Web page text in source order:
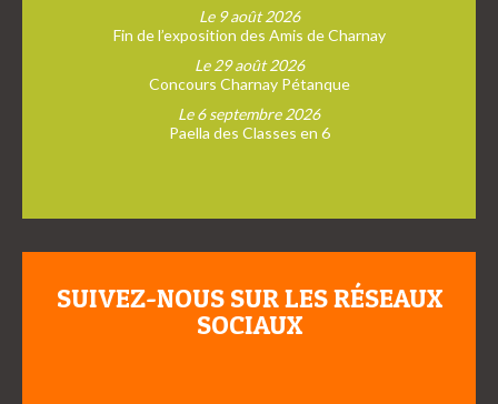
Le 9 août 2026
Fin de l’exposition des Amis de Charnay
Le 29 août 2026
Concours Charnay Pétanque
Le 6 septembre 2026
Paella des Classes en 6
SUIVEZ-NOUS SUR LES RÉSEAUX
SOCIAUX